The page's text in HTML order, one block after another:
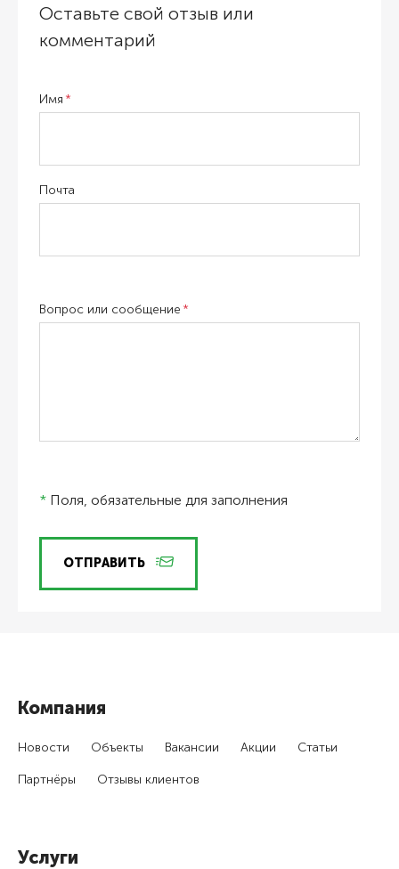
Оставьте свой отзыв или
комментарий
Имя
Почта
Вопрос или сообщение
* Поля, обязательные для заполнения
ОТПРАВИТЬ
Компания
Новости Объекты Вакансии Акции Статьи
Партнёры Отзывы клиентов
Услуги